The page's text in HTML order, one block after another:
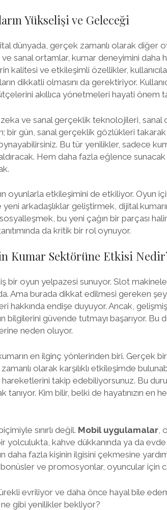
Yükselişi ve Geleceği
dünyada, gerçek zamanlı olarak diğer
sanal ortamlar, kumar deneyimini daha
kalitesi ve etkileşimli özellikler,
dikkatli olmasını da gerektiriyor.
akıllıca yönetmeleri hayati önem
ve sanal gerçeklik teknolojileri, sanal
bir gün, sanal gerçeklik gözlükleri takarak
Bu tür yenilikler, sadece
Hem daha fazla eğlence
oyunlarla etkileşimini de etkiliyor. Oyun
arkadaşlıklar geliştirmek, dijital
bu yeni çağın bir parçası
da kritik bir rol oynuyor.
Kumar Sektörüne Etkisi
bir oyun yelpazesi sunuyor. Slot
Ama burada dikkat edilmesi gereken
hakkında endişe duyuyor. Ancak,
bilgilerini güvende tutmayı başarıyor. Bu
neden oluyor.
kumarın en ilginç yönlerinden biri. Gerçek
olarak karşılıklı etkileşimde
takip edebiliyorsunuz. Bu
Kim bilir, belki de hayatınızın en
sınırlı değil. Mobil uygulamalar,
yolculukta, kahve dükkanında ya da
fazla kişinin ilgisini çekmesine
ve promosyonlar, oyuncular için
evriliyor ve daha önce hayal bile
gibi yenilikler bekliyor?